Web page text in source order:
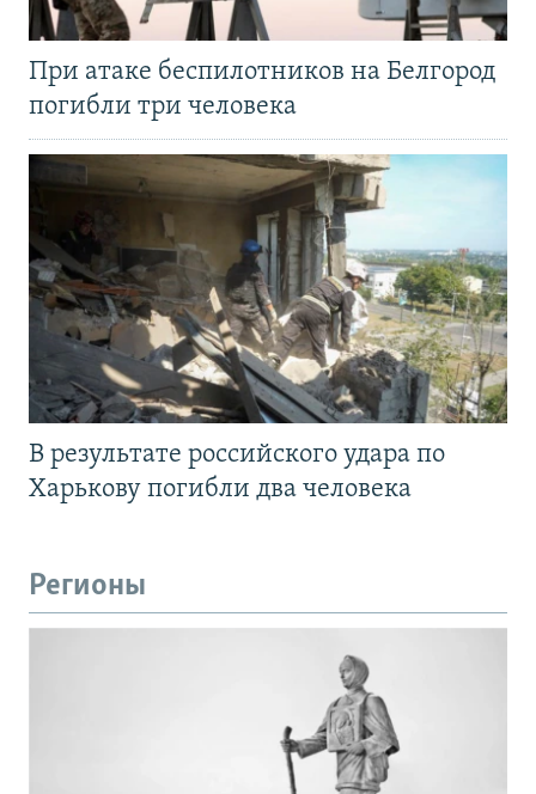
При атаке беспилотников на Белгород
погибли три человека
В результате российского удара по
Харькову погибли два человека
Регионы